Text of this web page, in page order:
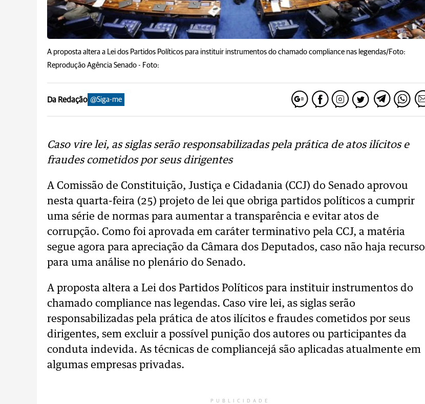
A proposta altera a Lei dos Partidos Políticos para instituir instrumentos do chamado compliance nas legendas/Foto:
Reprodução Agência Senado - Foto:
Da Redação @Siga-me
Caso vire lei, as siglas serão responsabilizadas pela prática de atos ilícitos e
fraudes cometidos por seus dirigentes
A Comissão de Constituição, Justiça e Cidadania (CCJ) do Senado aprovou
nesta quarta-feira (25) projeto de lei que obriga partidos políticos a cumprir
uma série de normas para aumentar a transparência e evitar atos de
corrupção. Como foi aprovada em caráter terminativo pela CCJ, a matéria
segue agora para apreciação da Câmara dos Deputados, caso não haja recurso
para uma análise no plenário do Senado.
A proposta altera a Lei dos Partidos Políticos para instituir instrumentos do
chamado compliance nas legendas. Caso vire lei, as siglas serão
responsabilizadas pela prática de atos ilícitos e fraudes cometidos por seus
dirigentes, sem excluir a possível punição dos autores ou participantes da
conduta indevida. As técnicas de compliancejá são aplicadas atualmente em
algumas empresas privadas.
PUBLICIDADE